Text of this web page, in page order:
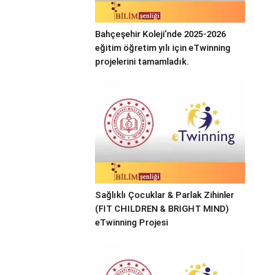
Bahçeşehir Koleji’nde 2025-2026
eğitim öğretim yılı için eTwinning
projelerini tamamladık.
Sağlıklı Çocuklar & Parlak Zihinler
(FIT CHILDREN & BRIGHT MIND)
eTwinning Projesi